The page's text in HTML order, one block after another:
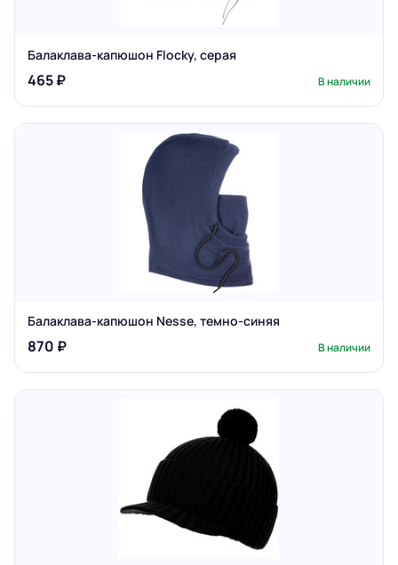
Балаклава-капюшон Flocky, серая
465 ₽ В наличии
Балаклава-капюшон Nesse, темно-синяя
870 ₽ В наличии